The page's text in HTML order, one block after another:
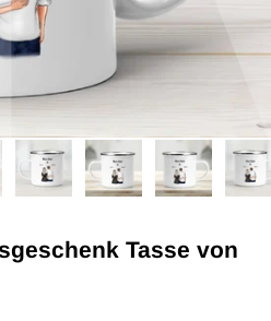
Tasse von